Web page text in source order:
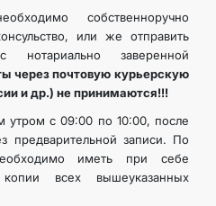
собственноручно
или же отправить
заверенной
через почтовую курьерскую
и др.) не принимаются!!!
утром с 09:00 по 10:00, после
предварительной записи. По
иметь при себе
всех вышеуказанных